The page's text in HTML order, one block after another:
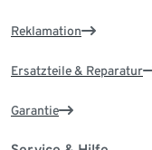
Reklamation
Ersatzteile & Reparatur
Garantie